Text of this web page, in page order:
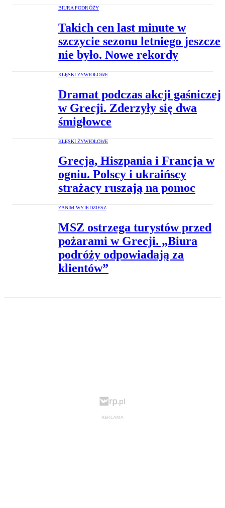
BIURA PODRÓŻY
Takich cen last minute w
szczycie sezonu letniego jeszcze
nie było. Nowe rekordy
KLĘSKI ŻYWIOŁOWE
Dramat podczas akcji gaśniczej
w Grecji. Zderzyły się dwa
śmigłowce
KLĘSKI ŻYWIOŁOWE
Grecja, Hiszpania i Francja w
ogniu. Polscy i ukraińscy
strażacy ruszają na pomoc
ZANIM WYJEDZIESZ
MSZ ostrzega turystów przed
pożarami w Grecji. „Biura
podróży odpowiadają za
klientów”